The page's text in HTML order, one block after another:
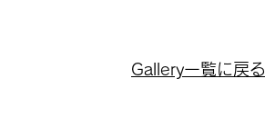
Gallery一覧に戻る